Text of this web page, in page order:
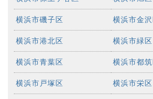
横浜市磯子区 横浜市金
横浜市港北区 横浜市緑区
横浜市青葉区 横浜市都
横浜市戸塚区 横浜市栄区